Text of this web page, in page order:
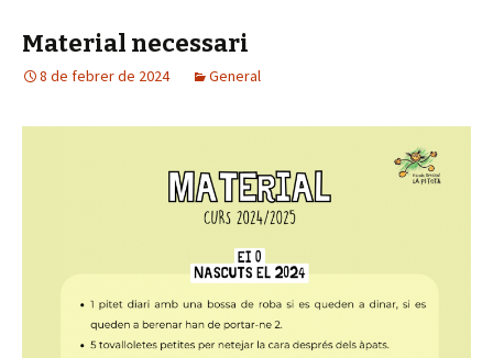
Material necessari
8 de febrer de 2024 General